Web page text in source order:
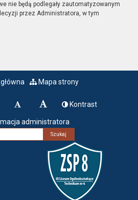
nie będą podlegały zautomatyzowanym
przez Administratora, w tym
Mapa strony
Kontrast
administratora